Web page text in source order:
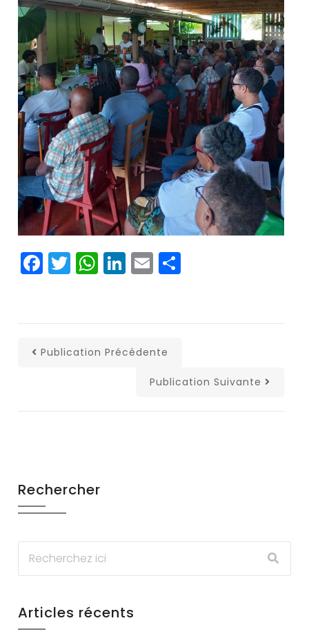
Facebook
Twitter
WhatsApp
LinkedIn
Email
Publication Précédente
Publication Suivante
Rechercher
Articles récents